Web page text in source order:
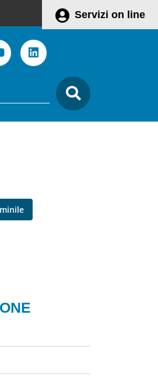
Servizi on line
YoutubeLinkedin